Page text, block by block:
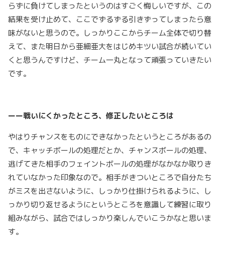
らずに負けてしまったというのはすごく悔しいですが、この
結果を受け止めて、ここでずるずる引きずってしまったら意
味がないと思うので。しっかりここからチーム全体で切り替
えて、また明日から亜細亜大をはじめキツい試合が続いてい
くと思うんですけど、チーム一丸となって頑張っていきたい
です。
ーー戦いにくかったところ、修正したいところは
やはりチャンスをものにできなかったというところがあるの
で、キャッチボールの処理だとか、チャンスボールの処理、
逃げてきた相手のフェイントボールの処理がなかなか取りき
れていなかった印象なので。相手がきついところで自分たち
がミスを出さないように、しっかり仕掛けられるように、し
っかり切り返せるようにというところを意識して練習に取り
組みながら、試合ではしっかり楽しんでいこうかなと思いま
す。